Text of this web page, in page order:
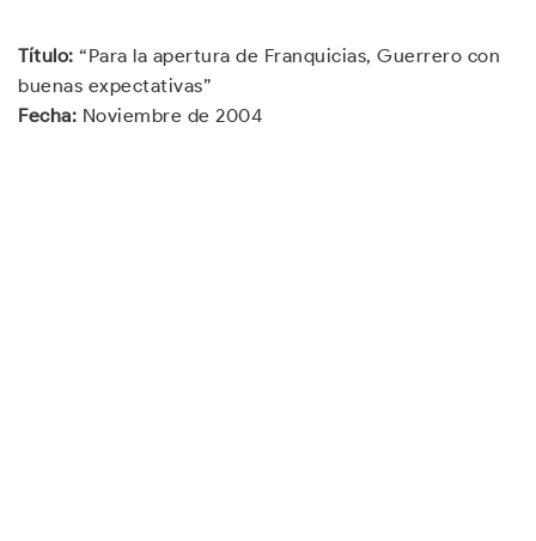
Título: “Para la apertura de Franquicias, Guerrero con
buenas expectativas”
Fecha: Noviembre de 2004